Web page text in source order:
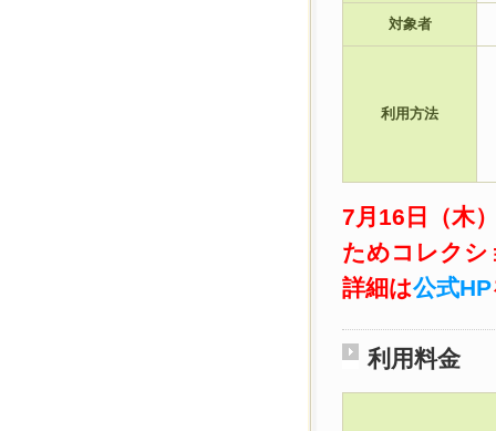
対象者
利用方法
7月16日（木
ためコレクシ
詳細は公式HP
利用料金